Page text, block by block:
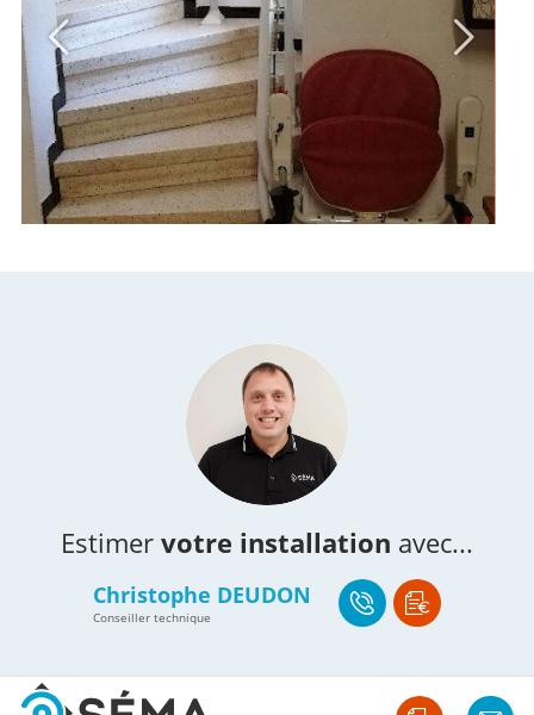
Estimer votre installation avec...
Christophe DEUDON
Conseiller technique